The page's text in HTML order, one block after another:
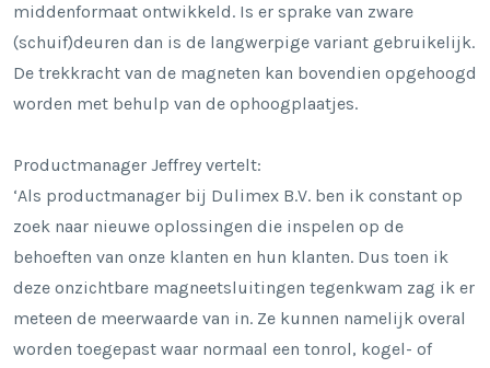
middenformaat ontwikkeld. Is er sprake van zware
(schuif)deuren dan is de langwerpige variant gebruikelijk.
De trekkracht van de magneten kan bovendien opgehoogd
worden met behulp van de ophoogplaatjes.
Productmanager Jeffrey vertelt:
‘Als productmanager bij Dulimex B.V. ben ik constant op
zoek naar nieuwe oplossingen die inspelen op de
behoeften van onze klanten en hun klanten. Dus toen ik
deze onzichtbare magneetsluitingen tegenkwam zag ik er
meteen de meerwaarde van in. Ze kunnen namelijk overal
worden toegepast waar normaal een tonrol, kogel- of